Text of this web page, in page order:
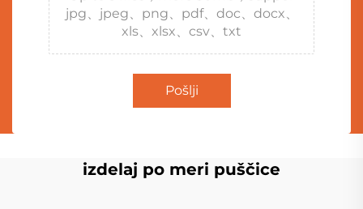
jpg、jpeg、png、pdf、doc、docx、
xls、xlsx、csv、txt
Pošlji
izdelaj po meri puščice